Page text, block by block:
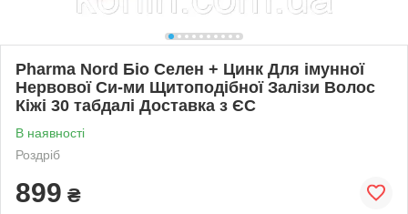
Pharma Nord Біо Селен + Цинк Для імунної
Нервової Си-ми Щитоподібної Залізи Волос
Кіжі 30 табдалі Доставка з ЄС
В наявності
Роздріб
899 ₴